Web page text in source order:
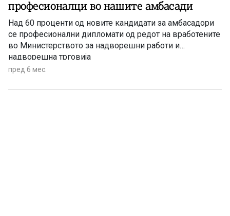
професионалци во нашите амбасади
Над 60 проценти од новите кандидати за амбасадори
се професионални дипломати од редот на вработените
во Министерството за надворешни работи и
надворешна трговија
пред 6 мес.